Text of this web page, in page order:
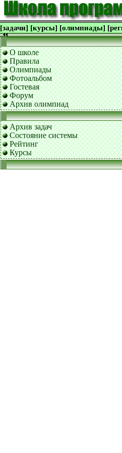
[задачи] [курсы] [олимпиады]
О школе
Правила
Олимпиады
Фотоальбом
Гостевая
Форум
Архив олимпиад
Архив задач
Состояние системы
Рейтинг
Курсы